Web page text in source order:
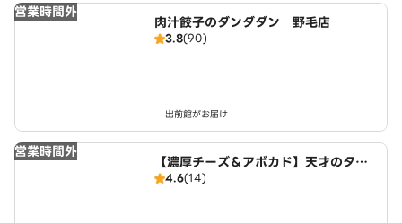
営業時間外
肉汁餃子のダンダダン 野毛店
3.8(90)
出前館がお届け
営業時間外
【濃厚チーズ＆アボカド】天才のタコ
ライス 花之木町店
4.6(14)